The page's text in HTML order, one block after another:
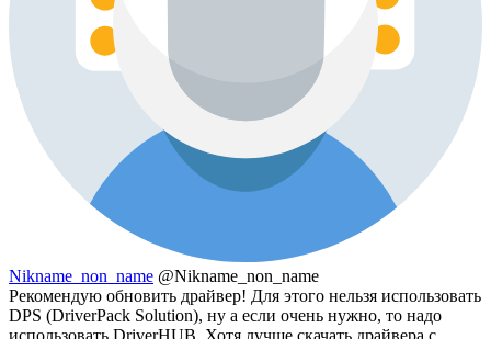
Nikname_non_name @Nikname_non_name
Рекомендую обновить драйвер! Для этого нельзя использовать
DPS (DriverPack Solution), ну а если очень нужно, то надо